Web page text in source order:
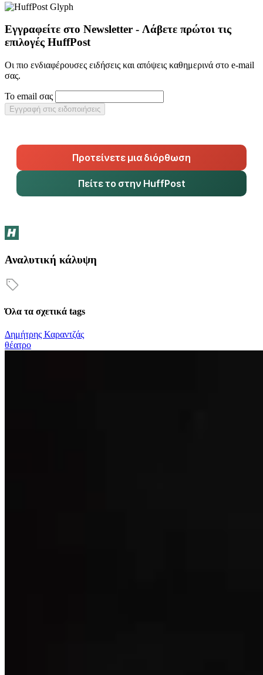
Εγγραφείτε στο Newsletter - Λάβετε πρώτοι τις
επιλογές HuffPost
Οι πιο ενδιαφέρουσες ειδήσεις και απόψεις καθημερινά στο e-mail
σας.
Το email σας
Εγγραφή στις ειδοποιήσεις
Προτείνετε μια διόρθωση
Πείτε το στην HuffPost
Αναλυτική κάλυψη
Όλα τα σχετικά tags
Δημήτρης Καραντζάς
θέατρο